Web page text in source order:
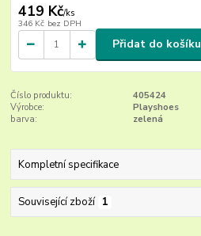
419 Kč/ks
346 Kč bez DPH
Přidat do košíku
Číslo produktu:
405424
Výrobce:
Playshoes
barva:
zelená
Kompletní specifikace
Související zboží 1